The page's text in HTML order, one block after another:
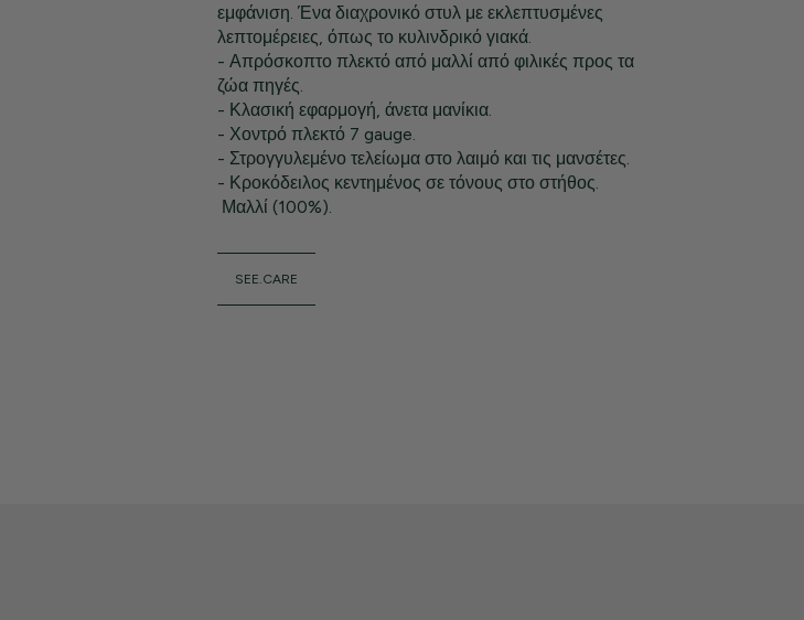
εμφάνιση. Ένα διαχρονικό στυλ με εκλεπτυσμένες
λεπτομέρειες, όπως το κυλινδρικό γιακά.
- Απρόσκοπτο πλεκτό από μαλλί από φιλικές προς τα
ζώα πηγές.
- Κλασική εφαρμογή, άνετα μανίκια.
- Χοντρό πλεκτό 7 gauge.
- Στρογγυλεμένο τελείωμα στο λαιμό και τις μανσέτες.
- Κροκόδειλος κεντημένος σε τόνους στο στήθος.
Μαλλί (100%).
SEE.CARE